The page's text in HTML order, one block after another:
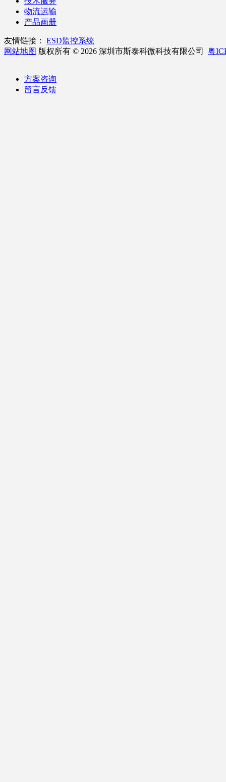
物流运输
产品画册
友情链接：
ESD监控系统
网站地图 版权所有 © 2026 深圳市斯泰科微科技有限公司 粤
方案咨询
留言反馈